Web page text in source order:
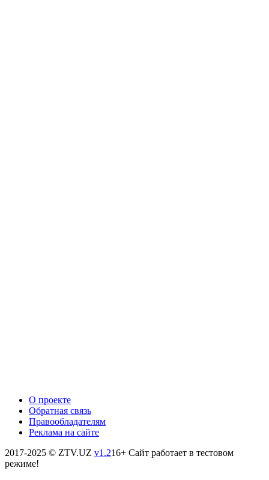
О проекте
Обратная связь
Правообладателям
Реклама на сайте
2017-2025 © ZTV.UZ v1.216+ Сайт работает в тестовом
режиме!